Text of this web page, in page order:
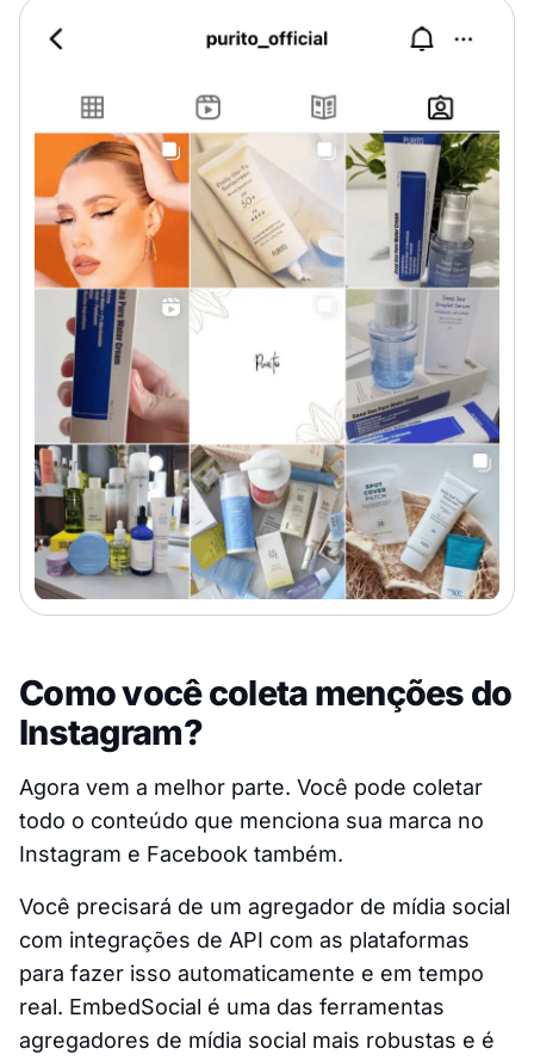
Como você coleta menções do
Instagram?
Agora vem a melhor parte. Você pode coletar
todo o conteúdo que menciona sua marca no
Instagram e Facebook também.
Você precisará de um agregador de mídia social
com integrações de API com as plataformas
para fazer isso automaticamente e em tempo
real. EmbedSocial é uma das ferramentas
agregadores de mídia social mais robustas e é